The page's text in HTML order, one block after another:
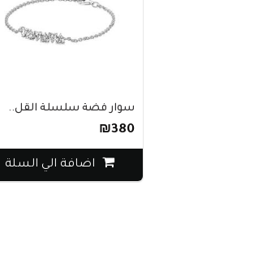
سوار فضة سلسلة القل..
₪380
اضافة الي السلة